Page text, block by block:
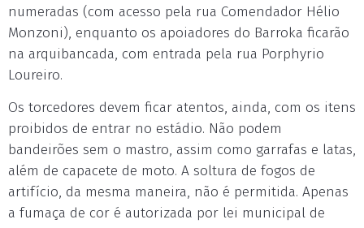
numeradas (com acesso pela rua Comendador Hélio
Monzoni), enquanto os apoiadores do Barroka ficarão
na arquibancada, com entrada pela rua Porphyrio
Loureiro.
Os torcedores devem ficar atentos, ainda, com os itens
proibidos de entrar no estádio. Não podem
bandeirões sem o mastro, assim como garrafas e latas,
além de capacete de moto. A soltura de fogos de
artifício, da mesma maneira, não é permitida. Apenas
a fumaça de cor é autorizada por lei municipal de